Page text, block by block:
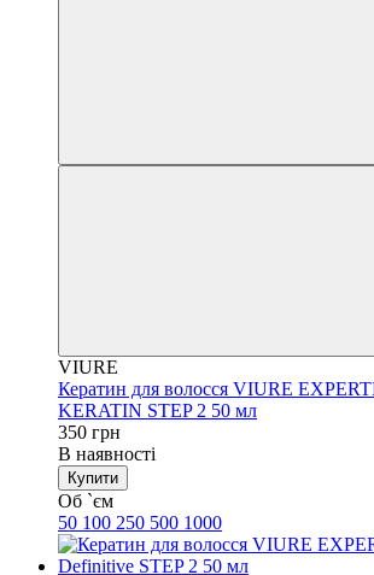
VIURE
Кератин для волосся VIURE
KERATIN STEP 2 50 мл
350 грн
В наявності
Купити
Об `єм
50 100 250 500 1000